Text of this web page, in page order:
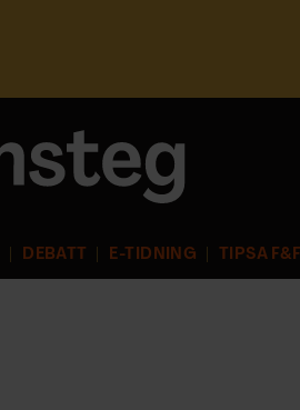
DEBATT E-TIDNING TIPSA F&F
r